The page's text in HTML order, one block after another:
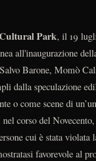
Park, il 19
all'inaugurazione
Barone, Momò
dalla speculazione
o come scene di
corso del
cui è stata violata
favorevole al